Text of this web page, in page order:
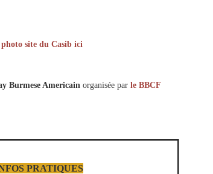
photo site du Casib ici
Burmese Americainorganisée parle BBCF
PRATIQUES